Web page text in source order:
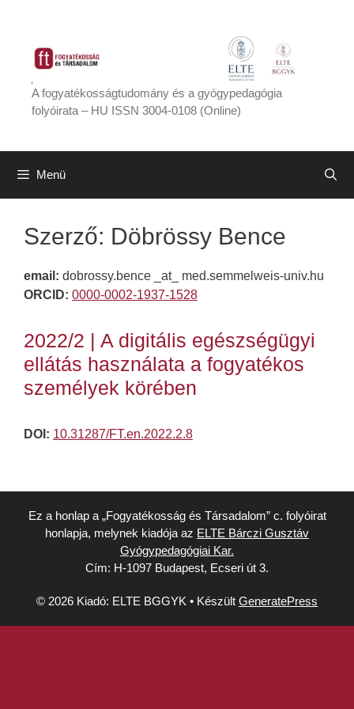
tartalomba
A fogyatékosságtudomány és a gyógypedagógia
folyóirata – HU ISSN 3004-0108 (Online)
Menü
Szerző: Döbrössy Bence
email: dobrossy.bence _at_ med.semmelweis-univ.hu
ORCID: 0000-0002-1937-1528
2022/2 | A digitális egészségügyi
ellátás használata a fogyatékos
személyek körében
DOI: 10.31287/FT.en.2022.2.8
Ez a honlap a „Fogyatékosság és Társadalom” c. folyóirat
honlapja, melynek kiadója az ELTE Bárczi Gusztáv
Gyógypedagógiai Kar.
Cím: H-1097 Budapest, Ecseri út 3.
© 2026 Kiadó: ELTE BGGYK • Készült GeneratePress